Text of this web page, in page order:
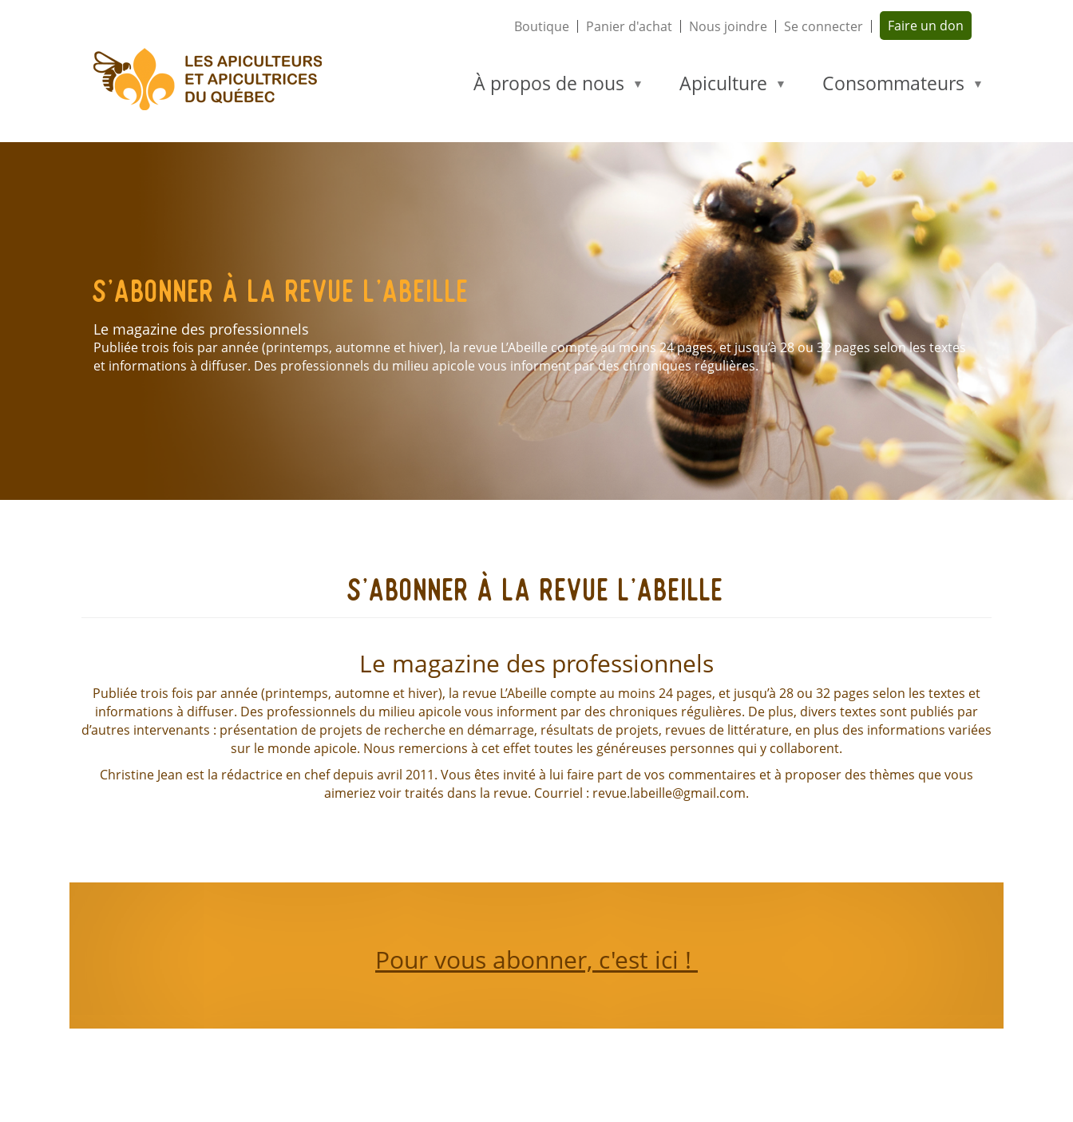
Boutique Panier d'achat Nous joindre Se connecter Faire un don
À propos de nous Apiculture Consommateurs
S'abonner à la revue L'Abeille
Le magazine des professionnels
Publiée trois fois par année (printemps, automne et hiver), la revue L’Abeille compte au moins 24 pages, et jusqu’à 28 ou 32 pages selon les textes
et informations à diffuser. Des professionnels du milieu apicole vous informent par des chroniques régulières.
s'abonner à la revue l'abeille
Le magazine des professionnels
Publiée trois fois par année (printemps, automne et hiver), la revue L’Abeille compte au moins 24 pages, et jusqu’à 28 ou 32 pages selon les textes et
informations à diffuser. Des professionnels du milieu apicole vous informent par des chroniques régulières. De plus, divers textes sont publiés par
d’autres intervenants : présentation de projets de recherche en démarrage, résultats de projets, revues de littérature, en plus des informations variées
sur le monde apicole. Nous remercions à cet effet toutes les généreuses personnes qui y collaborent.
Christine Jean est la rédactrice en chef depuis avril 2011. Vous êtes invité à lui faire part de vos commentaires et à proposer des thèmes que vous
aimeriez voir traités dans la revue. Courriel : revue.labeille@gmail.com.
Pour vous abonner, c'est ici !